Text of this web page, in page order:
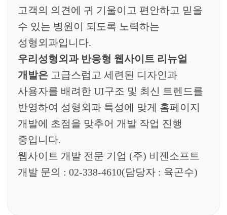
고객의 의견에 귀 기울이고 편안하고 믿을
수 있는 병원이 되도록 노력하는
성형외과입니다.
우리성형외과 반응형 웹사이트 리뉴얼
개발은 고급스럽고 세련된 디자인과
사용자를 배려한 UI구조 및 최신 트렌드를
반영하여 성형외과 특성에 맞게 홈페이지
개발에 초점을 맞추어 개발 작업 진행
중입니다.
웹사이트 개발 전문 기업 (주) 비젠소프트
개발 문의 : 02-338-4610(담당자 : 육곤수)